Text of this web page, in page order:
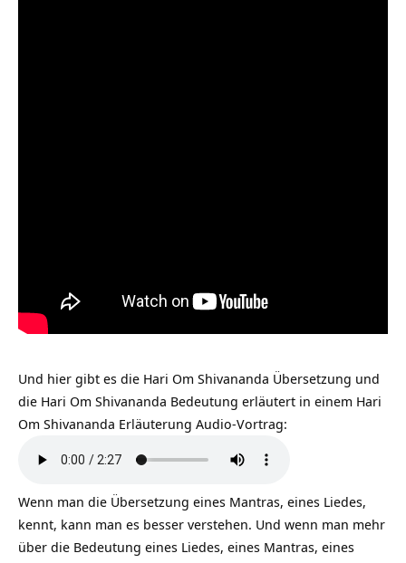
Und hier gibt es die Hari Om Shivananda Übersetzung und
die Hari Om Shivananda Bedeutung erläutert in einem Hari
Om Shivananda Erläuterung Audio-Vortrag:
Wenn man die Übersetzung eines Mantras, eines Liedes,
kennt, kann man es besser verstehen. Und wenn man mehr
über die Bedeutung eines Liedes, eines Mantras, eines